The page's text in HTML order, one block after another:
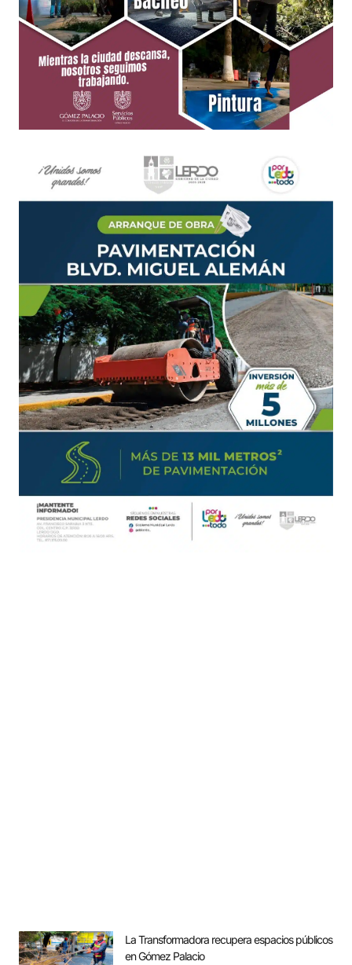
La Transformadora recupera espacios públicos
en Gómez Palacio